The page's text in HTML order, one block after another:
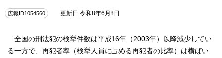
広報ID1054560 更新日 令和8年6月8日
全国の刑法犯の検挙件数は平成16年（2003年）以降減少してい
る一方で、再犯者率（検挙人員に占める再犯者の比率）は横ばい